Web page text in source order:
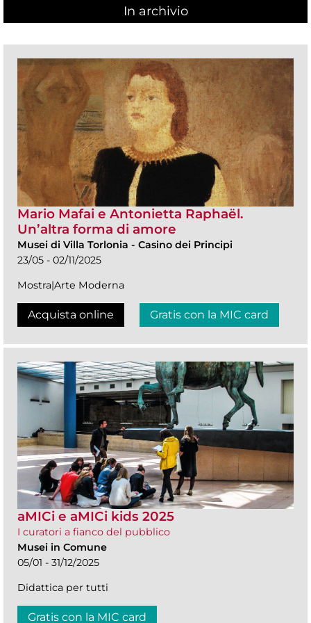
In archivio
Mario Mafai e Antonietta Raphaël.
Un’altra forma di amore
Musei di Villa Torlonia - Casino dei Principi
23/05 - 02/11/2025
Mostra|Arte Moderna
Acquista online Gratis con la MIC card
aMICi e aMICi kids 2025
I curatori a fianco del pubblico
Musei in Comune
05/01 - 31/12/2025
Didattica per tutti
Gratis con la MIC card